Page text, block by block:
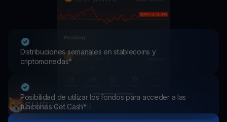
Distribuciones semanales en stablecoins y
criptomonedas*
Posibilidad de utilizar los fondos para acceder a las
funciones Get Cash*
SHIBShiba Inu